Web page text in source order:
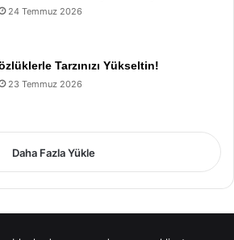
24 Temmuz 2026
Tarzınızı Yükseltin!
23 Temmuz 2026
Daha Fazla Yükle